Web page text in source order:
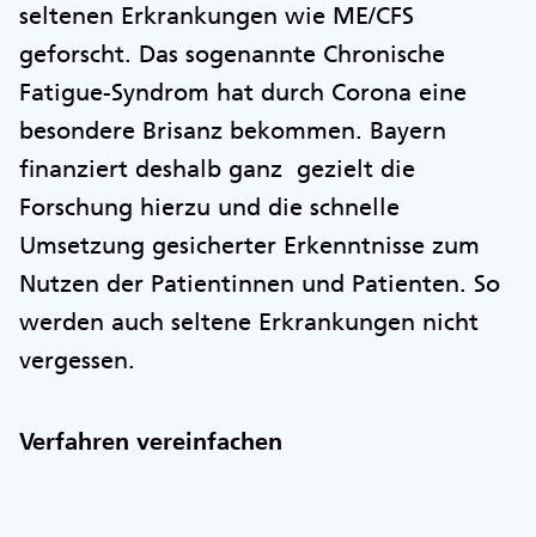
seltenen Erkrankungen wie ME/CFS
geforscht. Das sogenannte Chronische
Fatigue-Syndrom hat durch Corona eine
besondere Brisanz bekommen. Bayern
finanziert deshalb ganz gezielt die
Forschung hierzu und die schnelle
Umsetzung gesicherter Erkenntnisse zum
Nutzen der Patientinnen und Patienten. So
werden auch seltene Erkrankungen nicht
vergessen.
Verfahren vereinfachen